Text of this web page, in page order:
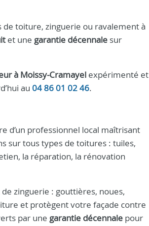
toiture, zinguerie ou ravalement à
et une garantie décennale sur
à Moissy-Cramayel expérimenté et
au 04 86 01 02 46.
d’un professionnel local maîtrisant
sur tous types de toitures : tuiles,
la réparation, la rénovation
zinguerie : gouttières, noues,
et protègent votre façade contre
par une garantie décennale pour